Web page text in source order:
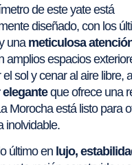
de este yate está
diseñado, con los
unameticulosa
amplios espacios
sol y cenar al aire libre,
que ofrece una
Morocha está listo para
inolvidable.
último en lujo,